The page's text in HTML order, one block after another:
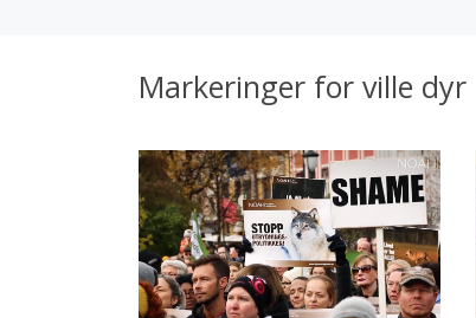
Markeringer for ville dyr